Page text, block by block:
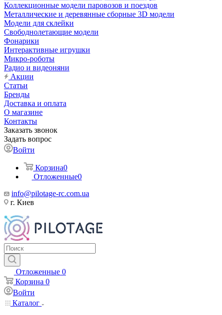
Коллекционные модели паровозов и поездов
Металлические и деревянные сборные 3D модели
Модели для склейки
Свободнолетающие модели
Фонарики
Интерактивные игрушки
Микро-роботы
Радио и видеоняни
Акции
Статьи
Бренды
Доставка и оплата
О магазине
Контакты
Заказать звонок
Задать вопрос
Войти
Корзина0
Отложенные0
info@pilotage-rc.com.ua
г. Киев
Отложенные 0
Корзина 0
Войти
Каталог